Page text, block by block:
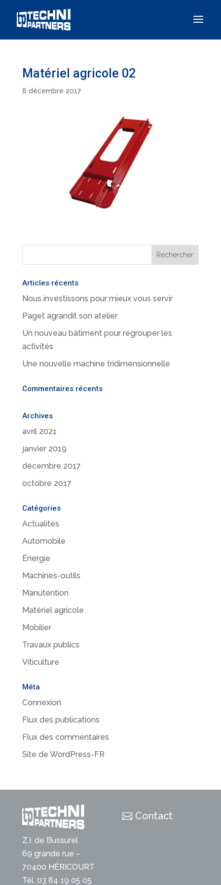
Matériel agricole 02
8 décembre 2017
Articles récents
Nous investissons pour mieux vous servir
Paget agrandit son atelier
Un nouveau bâtiment pour regrouper les
activités
Une nouvelle machine tridimensionnelle
Commentaires récents
Archives
avril 2021
janvier 2019
décembre 2017
octobre 2017
Catégories
Actualités
Automobile
Énergie
Machines-outils
Manutention
Matériel agricole
Mobilier
Travaux publics
Viticulture
Méta
Connexion
Flux des publications
Flux des commentaires
Site de WordPress-FR
Z.I. de Bussurel
69 grande rue –
70400 HÉRICOURT
Tél. 03 84 19 05 05
Contact
Panneau de gestion des cookies